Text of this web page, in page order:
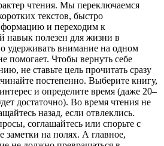
чтения. Мы переключаемся
текстов, быстро
и переходим к
навык полезен для жизни в
удерживать внимание на одном
помогает. Чтобы вернуть себе
не ставьте цель прочитать сразу
постепенно. Выберите книгу,
и определите время (даже 20–
достаточно). Во время чтения не
назад, если отвлеклись.
соглашайтесь или спорьте с
заметки на полях. А главное,